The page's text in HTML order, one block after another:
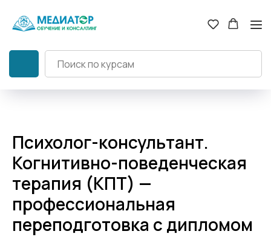
Психолог-консультант.
Когнитивно-поведенческая
терапия (КПТ) —
профессиональная
переподготовка с дипломом